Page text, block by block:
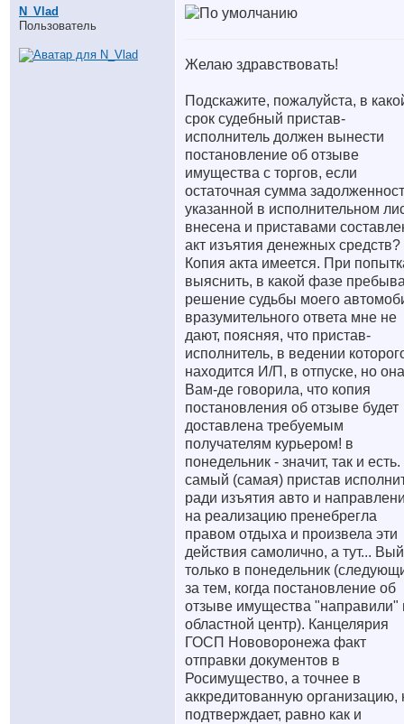
N_Vlad
Пользователь
Желаю здравствовать!
Подскажите, пожалуйста, в
срок судебный пристав-
исполнитель должен вынести
постановление об отзыве
имущества с торгов, если
остаточная сумма
указанной в исполнительном
внесена и приставами
акт изъятия денежных средств?
Копия акта имеется. При
выяснить, в какой фазе
решение судьбы моего
вразумительного ответа мне не
дают, поясняя, что пристав-
исполнитель, в ведении
находится И/П, в отпуске, но
Вам-де говорила, что копия
постановления об отзыве будет
доставлена требуемым
получателям курьером! в
понедельник - значит, так и есть.
самый (самая) пристав
ради изъятия авто и
на реализацию пренебрегла
правом отдыха и произвела эти
действия самолично, а тут...
только в понедельник
за тем, когда постановление об
отзыве имущества "направили"
областной центр). Канцелярия
ГОСП Нововоронежа факт
отправки документов в
Росимущество, а точнее в
аккредитованную организацию,
подтверждает, равно как и